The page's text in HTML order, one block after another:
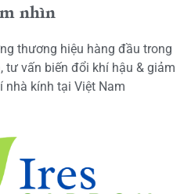
nhìn
thương hiệu hàng đầu trong
tư vấn biến đổi khí hậu & giảm
nhà kính tại Việt Nam